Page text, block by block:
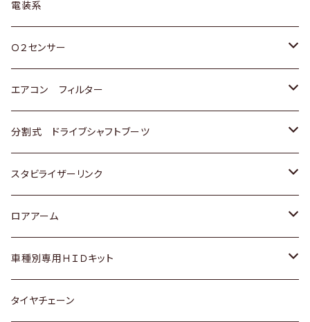
日野
三菱
スバル
マツダ
三菱
スバル
日産
ダイハツ
マツダ
三菱
スバル
スズキ
ダイハツ
三菱
スバル
トヨタ
ホンダ
スズキ
日産
いすゞ
ダイハツ
マツダ
三菱
電装系
Ｏ２センサー
トヨタ
ホンダ
スズキ
日産
ダイハツ
マツダ
エアコン フィルター
トヨタ
ホンダ
スズキ
日産
いすゞ
分割式 ドライブシャフトブーツ
トヨタ
ホンダ
スズキ
日産
スタビライザーリンク
トヨタ
ホンダ
スズキ
ロアアーム
ホンダ
スズキ
車種別専用ＨＩＤキット
トヨタ
タイヤチェーン